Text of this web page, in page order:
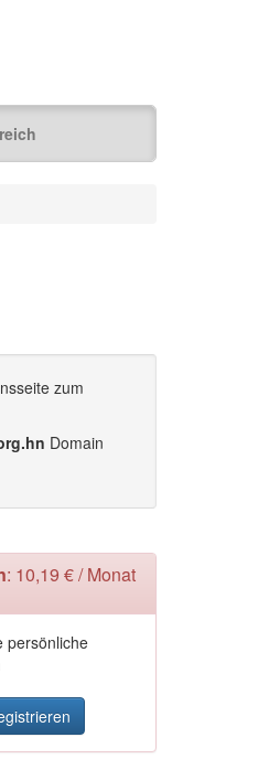
zum
Domain
: 10,19 € / Monat
persönliche